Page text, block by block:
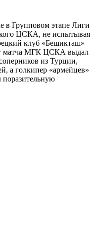
в Групповом этапе Лиги
ЦСКА, не испытывая
клуб «Бешикташ»
матча МГК ЦСКА выдал
из Турции,
а голкипер «армейцев»